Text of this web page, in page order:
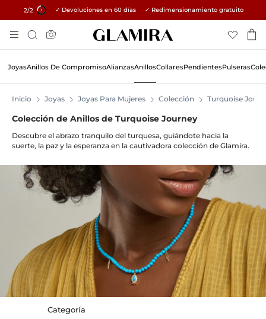
1/2 15% en todos los pedidos →
✓ Devoluciones en 60 días ✓ Redimensionamiento gratuito
To
Content
Búsqueda
JoyasAnillos De CompromisoAlianzasAnillosCollaresPendientesPulseras
Inicio Joyas Joyas Para Mujeres Colección Turquoise
Colección de Anillos de Turquoise Journey
Descubre el abrazo tranquilo del turquesa, guiándote hacia la
suerte, la paz y la esperanza en la cautivadora colección de Glamira.
Categoría